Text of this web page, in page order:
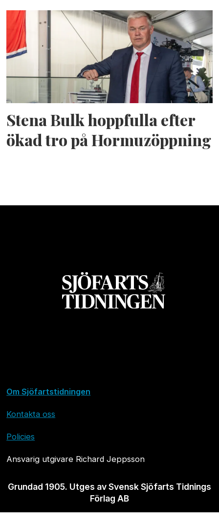
Stena Bulk hoppfulla efter
ökad tro på Hormuzöppning
Om Sjöfartstidningen
Kontakta oss
Policies
Ansvarig utgivare Richard Jeppsson
Grundad 1905. Utges av Svensk Sjöfarts Tidnings
Förlag AB